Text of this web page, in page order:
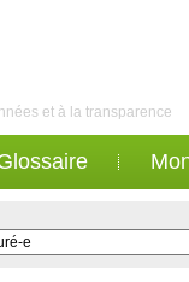
et à la transparence